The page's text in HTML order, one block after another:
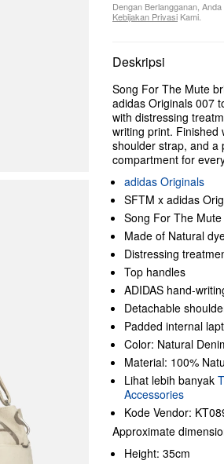
Dengan Berlangganan,
Kebijakan Privasi Kami.
Deskripsi
Song For The Mute
adidas Originals 007
with distressing
writing print. Finished
shoulder strap, and a
compartment for
adidas Originals
SFTM x adidas
Song For The
Made of Natural
Distressing
Top handles
ADIDAS hand-
Detachable
Padded internal
Color: Natural
Material: 100%
Lihat lebih banyak
Accessories
Kode Vendor:
Approximate
Height: 35cm